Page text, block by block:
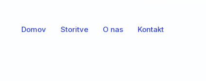
Domov Storitve O nas Kontakt